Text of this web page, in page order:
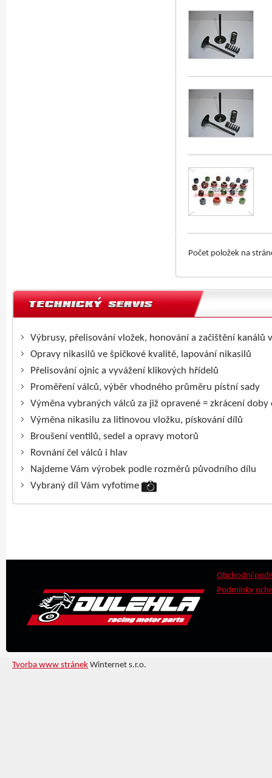
Počet položek na
Výbrusy, přelisování vložek, honování a začištění kanálů
Opravy nikasilů ve špičkové kvalitě, lapování nikasilů
Přelisování ojnic a vyvážení klikových hřídelů
Proměření válců, výběr vhodného průměru pístní sady
Výměna vybraných válců za již opravené = zkrácení doby
Výměna nikasilu za litinovou vložku, pískování dílů
Broušení ventilů, sedel a opravy motorů
Rovnání čel válců i hlav
Najdeme Vám výrobek podle rozměrů původního dílu
Vybraný díl Vám vyfotíme
Obchodní
Podmínky
Tvorba www stránek Winternet s.r.o.